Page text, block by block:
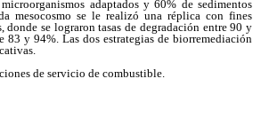
adaptados y 60% de sedimentos
mesocosmo se le realizó una réplica con fines
se lograron tasas de degradación entre 90 y
y 94%. Las dos estrategias de biorremediación
de servicio de combustible.